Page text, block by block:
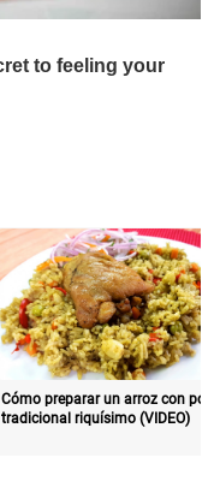
Cómo preparar un arroz con pollo
tradicional riquísimo (VIDEO)